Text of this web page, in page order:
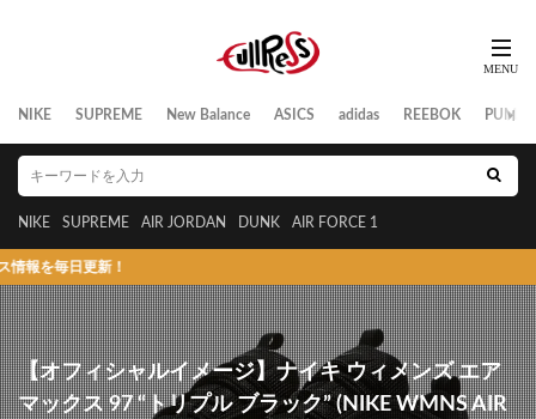
NIKE SUPREME New Balance ASICS adidas REEBOK PUMA
NIKE SUPREME AIR JORDAN DUNK AIR FORCE 1
更新！
【オフィシャルイメージ】ナイキ ウィメンズ エア
マックス 97 “トリプル ブラック” (NIKE WMNS AIR